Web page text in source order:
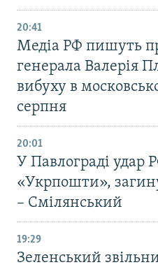
20:41
Медіа РФ пишуть
генерала Валерія
вибуху в
серпня
20:01
У Павлограді удар
«Укрпошти»,
– Смілянський
19:29
Зеленський